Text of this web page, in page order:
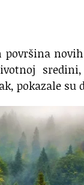
površina
pokazale su